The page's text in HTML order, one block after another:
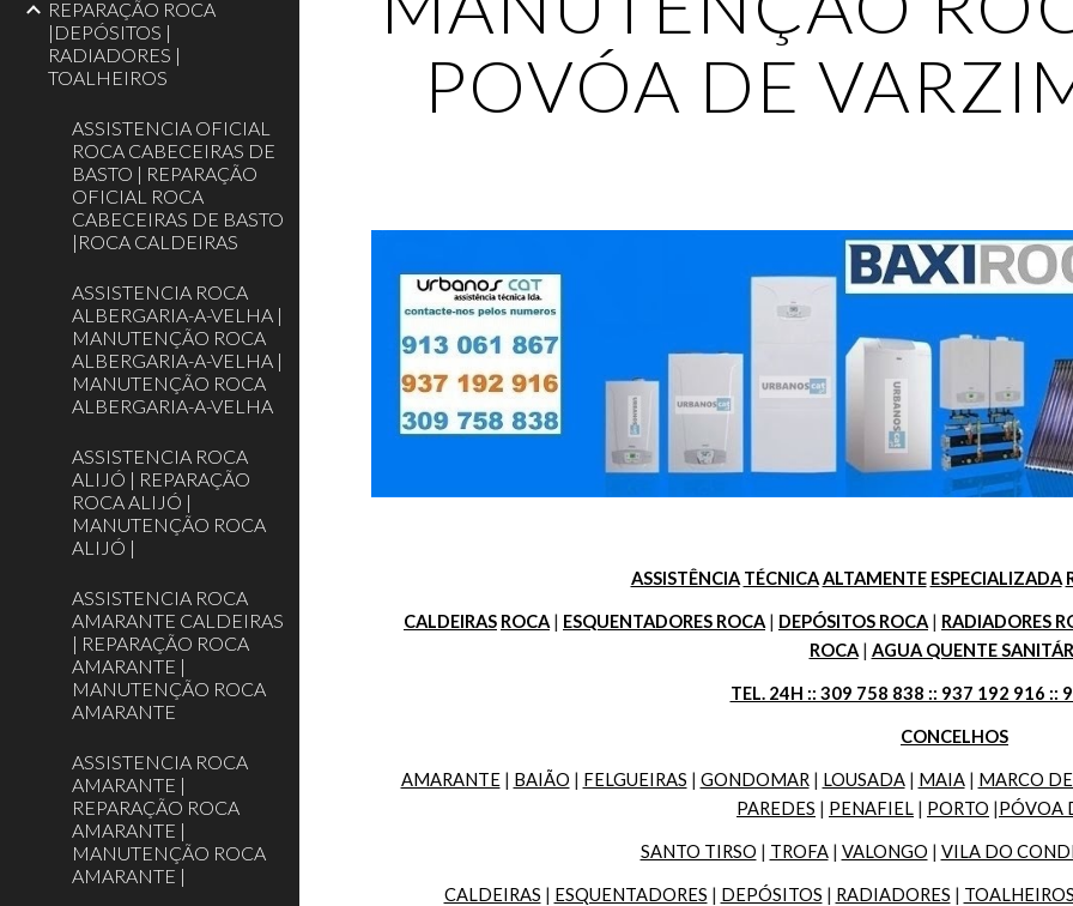
REPARAÇÃO ROCA
|DEPÓSITOS |
RADIADORES |
TOALHEIROS
ASSISTENCIA OFICIAL
ROCA CABECEIRAS DE
BASTO | REPARAÇÃO
OFICIAL ROCA
CABECEIRAS DE BASTO
|ROCA CALDEIRAS
ASSISTENCIA ROCA
ALBERGARIA-A-VELHA |
MANUTENÇÃO ROCA
ALBERGARIA-A-VELHA |
MANUTENÇÃO ROCA
ALBERGARIA-A-VELHA
ASSISTENCIA ROCA
ALIJÓ | REPARAÇÃO
ROCA ALIJÓ |
MANUTENÇÃO ROCA
ALIJÓ |
ASSISTENCIA ROCA
AMARANTE CALDEIRAS
| REPARAÇÃO ROCA
AMARANTE |
MANUTENÇÃO ROCA
AMARANTE
ASSISTENCIA ROCA
AMARANTE |
REPARAÇÃO ROCA
AMARANTE |
MANUTENÇÃO ROCA
AMARANTE |
POVÓA DE
ASSISTÊNCIA TÉCNICA ALTAMENTE ESPECIALIZADA
CALDEIRAS ROCA | ESQUENTADORES ROCA | DEPÓSITOS ROCA | RADIADORES
ROCA | AGUA QUENTE
TEL. 24H :: 309 758 838 :: 937 192 916 ::
CONCELHOS
AMARANTE | BAIÃO | FELGUEIRAS | GONDOMAR | LOUSADA | MAIA | MARCO
PAREDES | PENAFIEL | PORTO |PÓVOA
SANTO TIRSO | TROFA | VALONGO | VILA DO
CALDEIRAS | ESQUENTADORES | DEPÓSITOS | RADIADORES |